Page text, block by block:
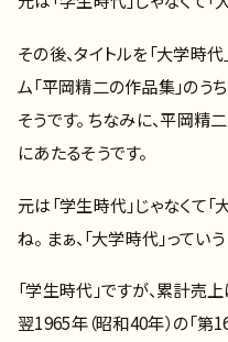
その後、タイトルを「大学時
ム「平岡精二の作品集」のう
そうです。 ちなみに、平岡
にあたるそうです。
元は「学生時代」じゃなくて
ね。 まぁ、「大学時代」って
「学生時代」ですが、累計売
翌1965年（昭和40年）の「